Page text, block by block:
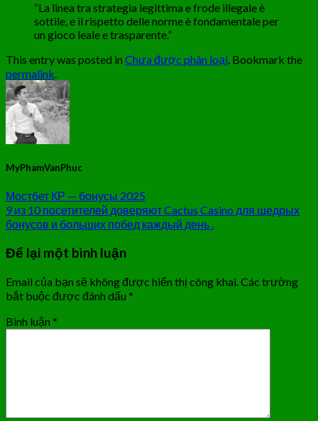
“La linea tra strategia legittima e frode illegale è
sottile, e il rispetto delle norme è fondamentale per
un gioco leale e trasparente.”
This entry was posted in Chưa được phân loại. Bookmark the
permalink.
MyPhamVanPhuc
Мостбет КР — бонусы 2025
9 из 10 посетителей доверяют Cactus Casino для щедрых
бонусов и больших побед каждый день .
Để lại một bình luận
Email của bạn sẽ không được hiển thị công khai.Các trường
bắt buộc được đánh dấu *
Bình luận *